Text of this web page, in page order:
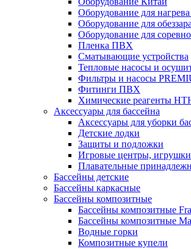
Оборудование для
Оборудование для
Оборудование для
Пленка ПВХ
Сматывающие устройства
Тепловые насосы и
Фильтры и насосы
Фитинги ПВХ
Химические реагенты
Аксессуары для бассейна
Аксессуары для уборки
Детские лодки
Защиты и подложки
Игровые центры, игрушки
Плавательные
Бассейны детские
Бассейны каркасные
Бассейны композитные
Бассейны композитные
Бассейны композитные
Водные горки
Композитные купели